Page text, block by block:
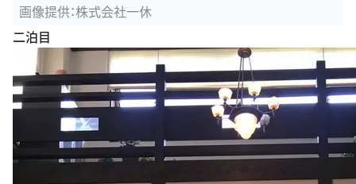
画像提供：株式会社一休
二泊目